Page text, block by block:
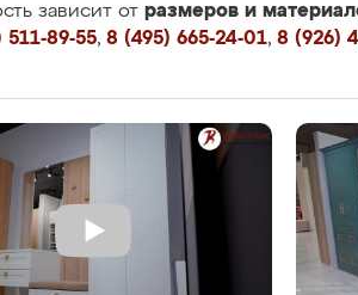
зависит от размеров и
89-55, 8 (495) 665-24-01, 8 (926)